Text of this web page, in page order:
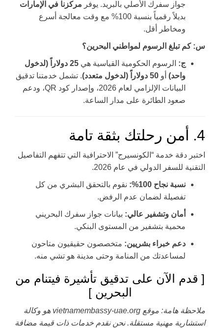
جواز سفرك الأصلي بالبريد. يوفر مركزنا في الإمارات
بديلاً رقمياً بنسبة 100% مع وقت معالجة أسرع
ومخاطر أقل.
س: كم تبلغ الرسوم لمواطني البحرين؟
ج: الرسوم الحكومية القياسية هي
25 دولاراً (لدخول
واحد) أو 50 دولاراً (لدخول متعدد)
. تشمل خدمتنا تدقيق
البيانات الإلزامي لعام 2026، وإصدار كود QR، ودعم
صعود الطائرة على مدار الساعة.
4. أمن رحلتك بثقة تامة
اختبر دقة خدمة “الكونسيرج” الاحترافية التي تتفهم التفاصيل
التقنية للسفر الدولي في عام 2026.
نسبة نجاح 100%:
نقوم بالتحقق البشري من كل
تفصيلة لضمان عدم الرفض.
أمان وتشفير عالي: بيانات جواز سفرك البحريني
محمية بتشفير من المستوى البنكي.
دعم خبراء بشريين: متخصصون حقيقيون متاحون
لمساعدتك من المنامة وحتى مدينة هو تشي منه.
[ قدم الآن على تدقيق تأشيرة فيتنام من
البحرين ]
ملاحظة هامة: موقع vietnamembassy-uae.org هو وكالة
استشارية مهنية مستقلة. نحن نقدم خدمات ذات قيمة مضافة